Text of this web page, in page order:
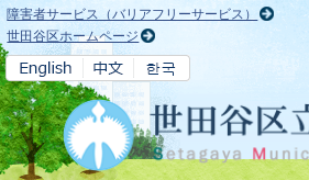
本文へ
障害者サービス（バリアフリーサービス）
世田谷区ホームページ